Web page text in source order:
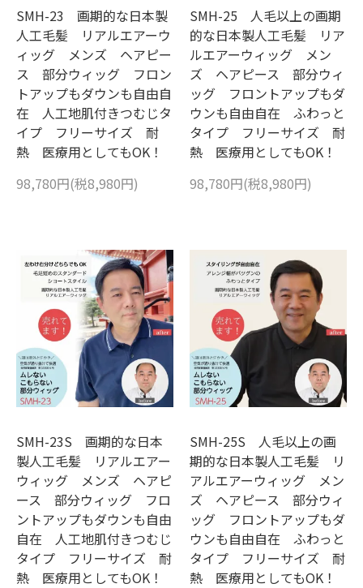
SMH-23 画期的な日本製
人工毛髪 リアルエアーウ
ィッグ メンズ ヘアピー
ス 部分ウィッグ フロン
トアップもダウンも自由自
在 人工地肌付きつむじタ
イプ フリーサイズ 耐
熱 医療用としてもOK！
98,780円(税8,980円)
SMH-25 人毛以上の画期
的な日本製人工毛髪 リア
ルエアーウィッグ メン
ズ ヘアピース 部分ウィ
ッグ フロントアップもダ
ウンも自由自在 ふわっと
タイプ フリーサイズ 耐
熱 医療用としてもOK！
98,780円(税8,980円)
SMH-23S 画期的な日本
製人工毛髪 リアルエアー
ウィッグ メンズ ヘアピ
ース 部分ウィッグ フロ
ントアップもダウンも自由
自在 人工地肌付きつむじ
タイプ フリーサイズ 耐
熱 医療用としてもOK！
SMH-25S 人毛以上の画
期的な日本製人工毛髪 リ
アルエアーウィッグ メン
ズ ヘアピース 部分ウィ
ッグ フロントアップもダ
ウンも自由自在 ふわっと
タイプ フリーサイズ 耐
熱 医療用としてもOK！